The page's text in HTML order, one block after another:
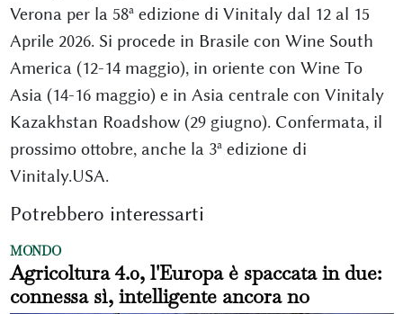
Verona per la 58ª edizione di Vinitaly dal 12 al 15
Aprile 2026. Si procede in Brasile con Wine South
America (12-14 maggio), in oriente con Wine To
Asia (14-16 maggio) e in Asia centrale con Vinitaly
Kazakhstan Roadshow (29 giugno). Confermata, il
prossimo ottobre, anche la 3ª edizione di
Vinitaly.USA.
Potrebbero interessarti
MONDO
Agricoltura 4.0, l'Europa è spaccata in due:
connessa sì, intelligente ancora no